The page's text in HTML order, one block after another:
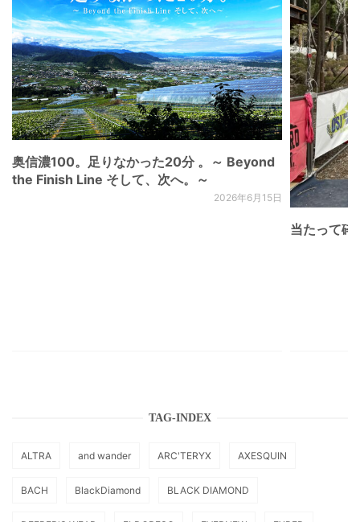
奥信濃100。足りなかった20分 。～ Beyond
the Finish Line そして、次へ。～
2026年6月15日
当たって砕
TAG-INDEX
ALTRA and wander ARC'TERYX AXESQUIN
BACH BlackDiamond BLACK DIAMOND